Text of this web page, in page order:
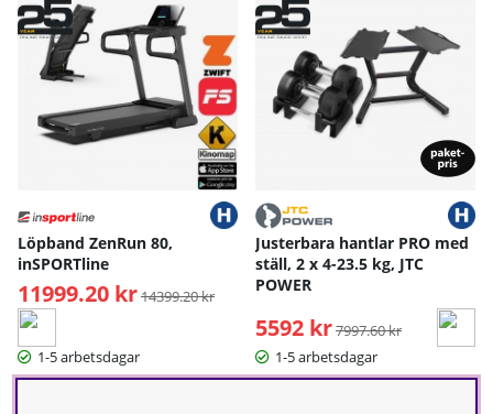
Löpband ZenRun 80,
inSPORTline
11999.20 kr Ordinarie pris:
14399.20 kr
1-5 arbetsdagar
Justerbara hantlar PRO med
ställ, 2 x 4-23.5 kg, JTC
POWER
5592 krOrdinarie pris:
7997.60 kr
1-5 arbetsdagar